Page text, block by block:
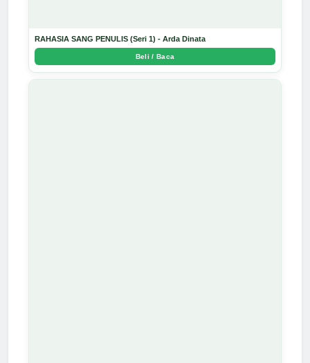
RAHASIA SANG PENULIS (Seri 1) - Arda Dinata
Beli / Baca